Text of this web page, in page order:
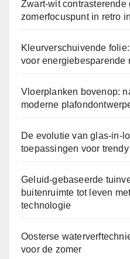
Zwart-wit contrasterende
zomerfocuspunt in retro
Kleurverschuivende
voor energiebesparende
Vloerplanken bovenop:
moderne
De evolutie van glas-in-
toepassingen voor
Geluid-gebaseerde
buitenruimte tot leven
technologie
Oosterse
voor de zomer